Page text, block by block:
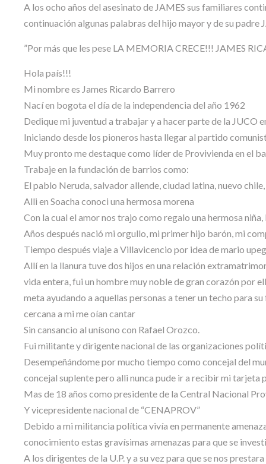
A los ocho años del asesinato de JAMES sus familiares
continuación algunas palabras del hijo mayor y de su padre
”Por más que les pese LA MEMORIA CRECE!!! JAMES
Hola país!!!
Mi nombre es James Ricardo Barrero
Nací en bogota el día de la independencia del año 1962
Dedique mi juventud a trabajar y a hacer parte de la JUCO
Iniciando desde los pioneros hasta llegar al partido
Muy pronto me destaque como líder de Provivienda en el
Trabaje en la fundación de barrios como:
El pablo Neruda, salvador allende, ciudad latina, nuevo
Alli en Soacha conoci una hermosa morena
Con la cual el amor nos trajo como regalo una hermosa
Años después nació mi orgullo, mi primer hijo barón, mi
Tiempo después viaje a Villavicencio por idea de mario
Allí en la llanura tuve dos hijos en una relación
vida entera, fui un hombre muy noble de gran corazón por
meta ayudando a aquellas personas a tener un techo para
cercana a mi me oían cantar
Sin cansancio al unísono con Rafael Orozco.
Fui militante y dirigente nacional de las organizaciones
Desempeñándome por mucho tiempo como concejal del
concejal suplente pero alli nunca pude ir a recibir mi tarjeta
Mas de 18 años como presidente de la Central Nacional
Y vicepresidente nacional de “CENAPROV”
Debido a mi militancia política vivía en permanente
conocimiento estas gravísimas amenazas para que se
A los dirigentes de la U.P. y a su vez para que se nos